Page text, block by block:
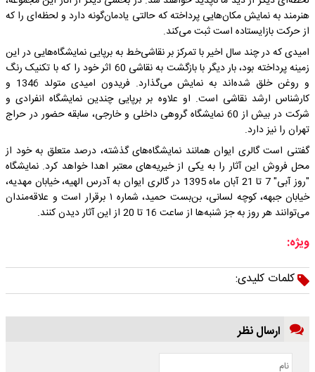
هنرمند به نمایش مکان‌هایی پرداخته که حالتی یادمان‌گونه دارد و لحظه‌ای را که
از حرکت بازایستاده است ثبت می‌کند.
امیدی که در چند سال اخیر با تمرکز بر نقاشی‌خط به برپایی نمایشگاه‌هایی در این
زمینه پرداخته بود، بار دیگر با بازگشت به نقاشی 60 اثر خود را که با تکنیک رنگ
و روغن خلق شده‌اند به نمایش می‌گذارد. فریدون امیدی متولد 1346 و
کارشناس ارشد نقاشی است. او علاوه بر برپایی چندین نمایشگاه انفرادی و
شرکت در بیش از 60 نمایشگاه گروهی داخلی و خارجی، سابقه حضور در حراج
تهران را نیز دارد.
گفتنی است گالری ایوان همانند نمایشگاه‌های گذشته، درصد متعلق به خود از
محل فروش این آثار را به یکی از خیریه‌های معتبر اهدا خواهد کرد. نمایشگاه
"روز آبی" 7 تا 21 آبان ماه 1395 در گالری ایوان به آدرس الهیه، خیابان مهدیه،
خیابان جبهه، کوچه لسانی، بن‌بست حمید، شماره ۱ برقرار است و علاقه‌مندان
می‌توانند هر روز به جز شنبه‌ها از ساعت 16 تا 20 از این آثار دیدن کنند.
ویژه:
کلمات کلیدی:
ارسال نظر